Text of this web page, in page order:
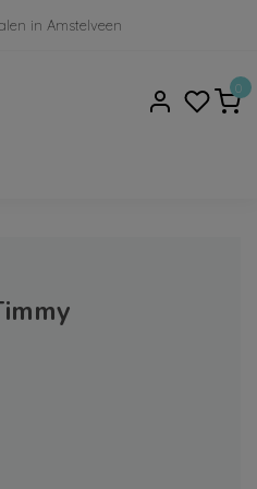
in Amstelveen
0